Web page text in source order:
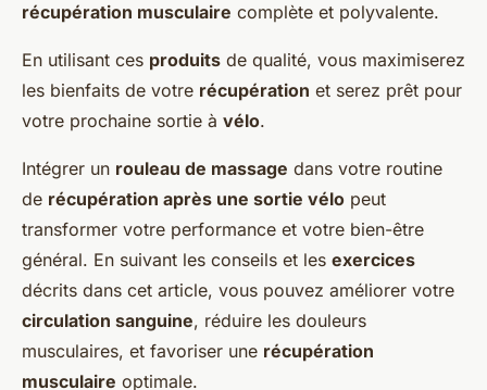
récupération musculaire complète et polyvalente.
En utilisant ces produits de qualité, vous maximiserez
les bienfaits de votre récupération et serez prêt pour
votre prochaine sortie à vélo.
Intégrer un rouleau de massage dans votre routine
de récupération après une sortie vélo peut
transformer votre performance et votre bien-être
général. En suivant les conseils et les exercices
décrits dans cet article, vous pouvez améliorer votre
circulation sanguine, réduire les douleurs
musculaires, et favoriser une récupération
musculaire optimale.